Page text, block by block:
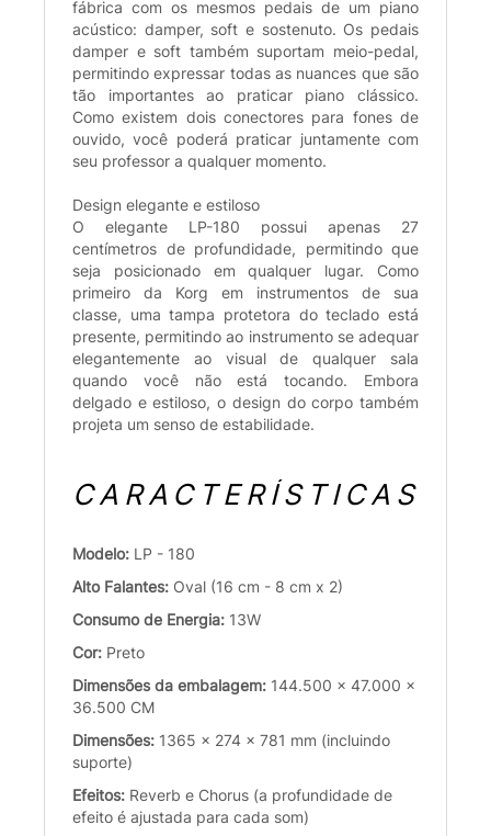
fábrica com os mesmos pedais de um piano
acústico: damper, soft e sostenuto. Os pedais
damper e soft também suportam meio-pedal,
permitindo expressar todas as nuances que são
tão importantes ao praticar piano clássico.
Como existem dois conectores para fones de
ouvido, você poderá praticar juntamente com
seu professor a qualquer momento.
Design elegante e estiloso
O elegante LP-180 possui apenas 27
centímetros de profundidade, permitindo que
seja posicionado em qualquer lugar. Como
primeiro da Korg em instrumentos de sua
classe, uma tampa protetora do teclado está
presente, permitindo ao instrumento se adequar
elegantemente ao visual de qualquer sala
quando você não está tocando. Embora
delgado e estiloso, o design do corpo também
projeta um senso de estabilidade.
CARACTERÍSTICAS
Modelo: LP - 180
Alto Falantes: Oval (16 cm - 8 cm x 2)
Consumo de Energia: 13W
Cor: Preto
Dimensões da embalagem: 144.500 x 47.000 x
36.500 CM
Dimensões: 1365 x 274 x 781 mm (incluindo
suporte)
Efeitos: Reverb e Chorus (a profundidade de
efeito é ajustada para cada som)